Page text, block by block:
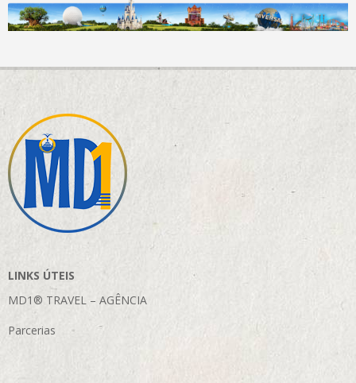
LINKS ÚTEIS
MD1® TRAVEL – AGÊNCIA
Parcerias